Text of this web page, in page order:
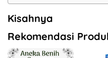
Kisahnya
Rekomendasi